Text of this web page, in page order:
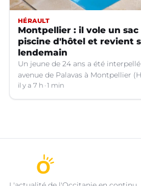
HÉRAULT
Montpellier : il vole un
piscine d'hôtel et revient
lendemain
Un jeune de 24 ans a été
avenue de Palavas à Montpellier
suspecté d'avoir volé le sac d'une
il y a 7 h 1 min